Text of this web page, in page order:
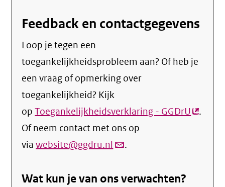
Feedback en contactgegevens
Loop je tegen een
toegankelijkheidsprobleem aan? Of heb je
een vraag of opmerking over
toegankelijkheid? Kijk
opToegankelijkheidsverklaring - GGDrU
.
Of neem contact met ons op
viawebsite@ggdru.nl (link
email)
.
Wat kun je van ons verwachten?